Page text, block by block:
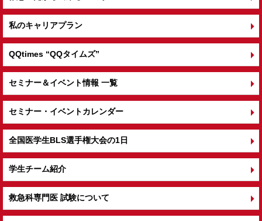
私のキャリアプラン
QQtimes “QQタイムズ”
セミナー＆イベント情報 一覧
セミナー・イベントカレンダー
全国医学生BLS選手権大会の1日
学生チーム紹介
救急科専門医 試験について